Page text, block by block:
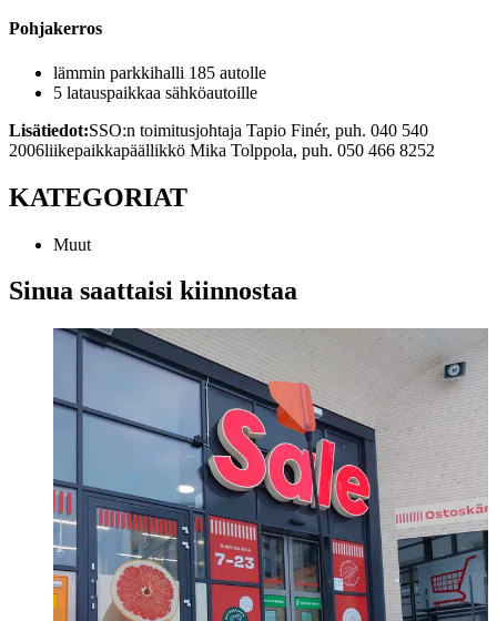
Pohjakerros
lämmin parkkihalli 185 autolle
5 latauspaikkaa sähköautoille
Lisätiedot:SSO:n toimitusjohtaja Tapio Finér, puh. 040 540
2006liikepaikkapäällikkö Mika Tolppola, puh. 050 466 8252
KATEGORIAT
Muut
Sinua saattaisi kiinnostaa